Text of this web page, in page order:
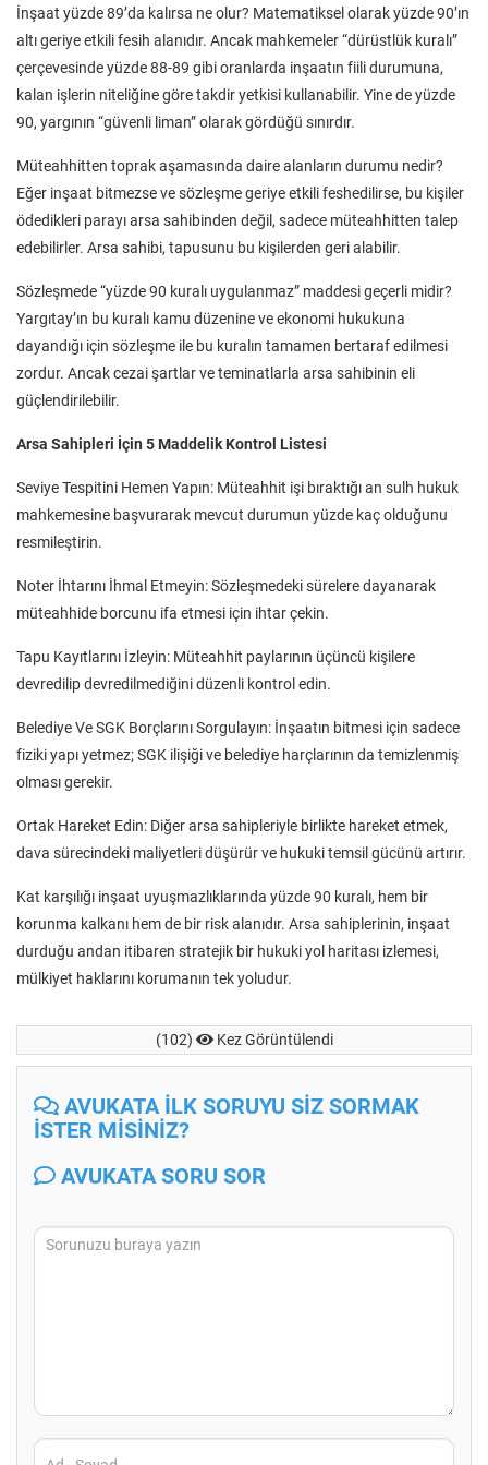
İnşaat yüzde 89’da kalırsa ne olur? Matematiksel olarak yüzde 90’ın
altı geriye etkili fesih alanıdır. Ancak mahkemeler “dürüstlük kuralı”
çerçevesinde yüzde 88-89 gibi oranlarda inşaatın fiili durumuna,
kalan işlerin niteliğine göre takdir yetkisi kullanabilir. Yine de yüzde
90, yargının “güvenli liman” olarak gördüğü sınırdır.
Müteahhitten toprak aşamasında daire alanların durumu nedir?
Eğer inşaat bitmezse ve sözleşme geriye etkili feshedilirse, bu kişiler
ödedikleri parayı arsa sahibinden değil, sadece müteahhitten talep
edebilirler. Arsa sahibi, tapusunu bu kişilerden geri alabilir.
Sözleşmede “yüzde 90 kuralı uygulanmaz” maddesi geçerli midir?
Yargıtay’ın bu kuralı kamu düzenine ve ekonomi hukukuna
dayandığı için sözleşme ile bu kuralın tamamen bertaraf edilmesi
zordur. Ancak cezai şartlar ve teminatlarla arsa sahibinin eli
güçlendirilebilir.
Arsa Sahipleri İçin 5 Maddelik Kontrol Listesi
Seviye Tespitini Hemen Yapın: Müteahhit işi bıraktığı an sulh hukuk
mahkemesine başvurarak mevcut durumun yüzde kaç olduğunu
resmileştirin.
Noter İhtarını İhmal Etmeyin: Sözleşmedeki sürelere dayanarak
müteahhide borcunu ifa etmesi için ihtar çekin.
Tapu Kayıtlarını İzleyin: Müteahhit paylarının üçüncü kişilere
devredilip devredilmediğini düzenli kontrol edin.
Belediye Ve SGK Borçlarını Sorgulayın: İnşaatın bitmesi için sadece
fiziki yapı yetmez; SGK ilişiği ve belediye harçlarının da temizlenmiş
olması gerekir.
Ortak Hareket Edin: Diğer arsa sahipleriyle birlikte hareket etmek,
dava sürecindeki maliyetleri düşürür ve hukuki temsil gücünü artırır.
Kat karşılığı inşaat uyuşmazlıklarında yüzde 90 kuralı, hem bir
korunma kalkanı hem de bir risk alanıdır. Arsa sahiplerinin, inşaat
durduğu andan itibaren stratejik bir hukuki yol haritası izlemesi,
mülkiyet haklarını korumanın tek yoludur.
(102) Kez Görüntülendi
AVUKATA İLK SORUYU SİZ SORMAK
İSTER MİSİNİZ?
AVUKATA SORU SOR